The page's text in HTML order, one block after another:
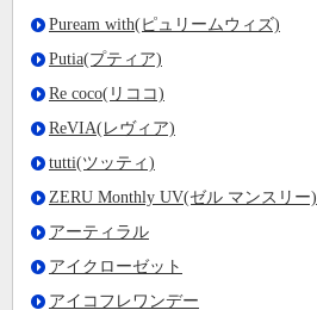
Puream with(ピュリームウィズ)
Putia(プティア)
Re coco(リココ)
ReVIA(レヴィア)
tutti(ツッティ)
ZERU Monthly UV(ゼル マンスリー)
アーティラル
アイクローゼット
アイコフレワンデー